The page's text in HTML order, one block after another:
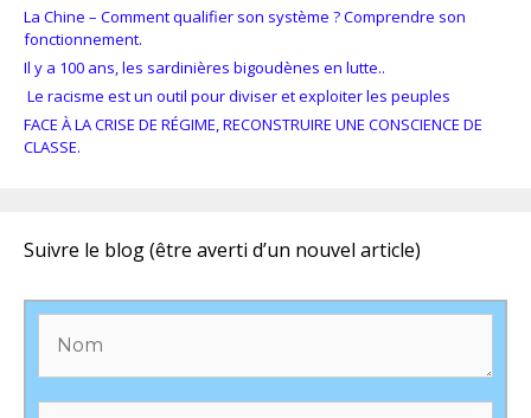
La Chine – Comment qualifier son système ? Comprendre son
fonctionnement.
Il y a 100 ans, les sardinières bigoudènes en lutte..
Le racisme est un outil pour diviser et exploiter les peuples
FACE À LA CRISE DE RÉGIME, RECONSTRUIRE UNE CONSCIENCE DE
CLASSE.
Suivre le blog (être averti d’un nouvel article)